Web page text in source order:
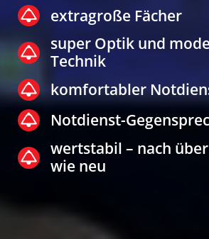
extragroße Fächer
super Optik und
Technik
komfortabler
Notdienst-
wertstabil – nach über
wie neu